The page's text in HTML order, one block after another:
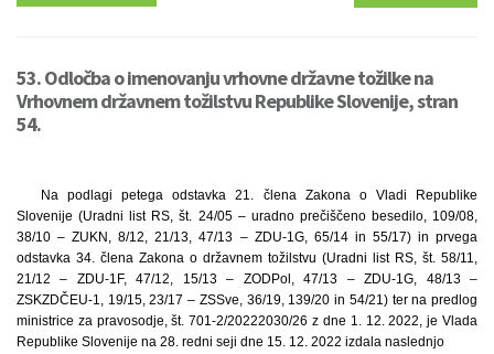
53. Odločba o imenovanju vrhovne državne tožilke na
Vrhovnem državnem tožilstvu Republike Slovenije, stran
54.
Na podlagi petega odstavka 21. člena Zakona o Vladi Republike
Slovenije (Uradni list RS, št. 24/05 – uradno prečiščeno besedilo, 109/08,
38/10 – ZUKN, 8/12, 21/13, 47/13 – ZDU-1G, 65/14 in 55/17) in prvega
odstavka 34. člena Zakona o državnem tožilstvu (Uradni list RS, št. 58/11,
21/12 – ZDU-1F, 47/12, 15/13 – ZODPol, 47/13 – ZDU-1G, 48/13 –
ZSKZDČEU-1, 19/15, 23/17 – ZSSve, 36/19, 139/20 in 54/21) ter na predlog
ministrice za pravosodje, št. 701-2/20222030/26 z dne 1. 12. 2022, je Vlada
Republike Slovenije na 28. redni seji dne 15. 12. 2022 izdala naslednjo